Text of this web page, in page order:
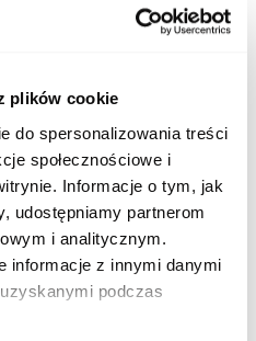
plików cookie
do spersonalizowania treści
społecznościowe i
Informacje o tym, jak
udostępniamy partnerom
i analitycznym.
informacje z innymi danymi
podczas
zajmuję się układem
18 roku życia.
zajmuje się
gruczołów wydzielania